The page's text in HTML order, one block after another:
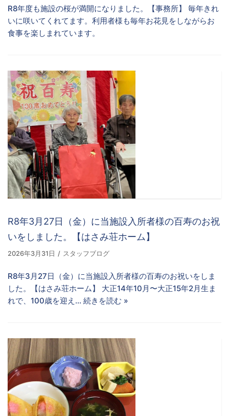
R8年度も施設の桜が満開になりました。【事務所】 毎年きれ
いに咲いてくれてます。利用者様も毎年お花見をしながらお
食事を楽しまれています。
R8年3月27日（金）に当施設入所者様の百寿のお祝
いをしました。【はさみ荘ホーム】
2026年3月31日 スタッフブログ
R8年3月27日（金）に当施設入所者様の百寿のお祝いをしま
した。【はさみ荘ホーム】 大正14年10月〜大正15年2月生ま
れで、100歳を迎え… 続きを読む »